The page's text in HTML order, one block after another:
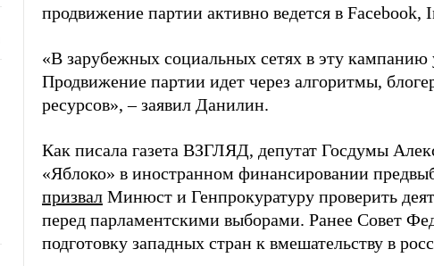
продвижение партии активно ведется в Facebook,
«В зарубежных социальных сетях в эту
Продвижение партии идет через алгоритмы,
ресурсов», – заявил Данилин.
Как писала газета ВЗГЛЯД, депутат Госдумы
«Яблоко» в иностранном финансировании
призвал Минюст и Генпрокуратуру проверить
перед парламентскими выборами. Ранее Совет
подготовку западных стран к вмешательству в